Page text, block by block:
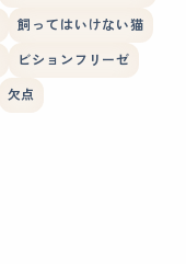
飼ってはいけない猫
ビションフリーゼ
欠点